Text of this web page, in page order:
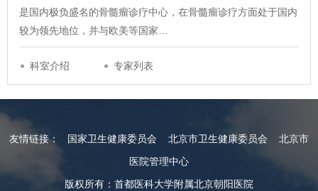
是国内极负盛名的骨髓瘤诊疗中心，在骨髓瘤诊疗方面处于国内
较为领先地位，并与欧美等国家…
科室介绍 专家列表
友情链接： 国家卫生健康委员会 北京市卫生健康委员会
北京市
医院管理中心
版权所有：首都医科大学附属北京朝阳医院